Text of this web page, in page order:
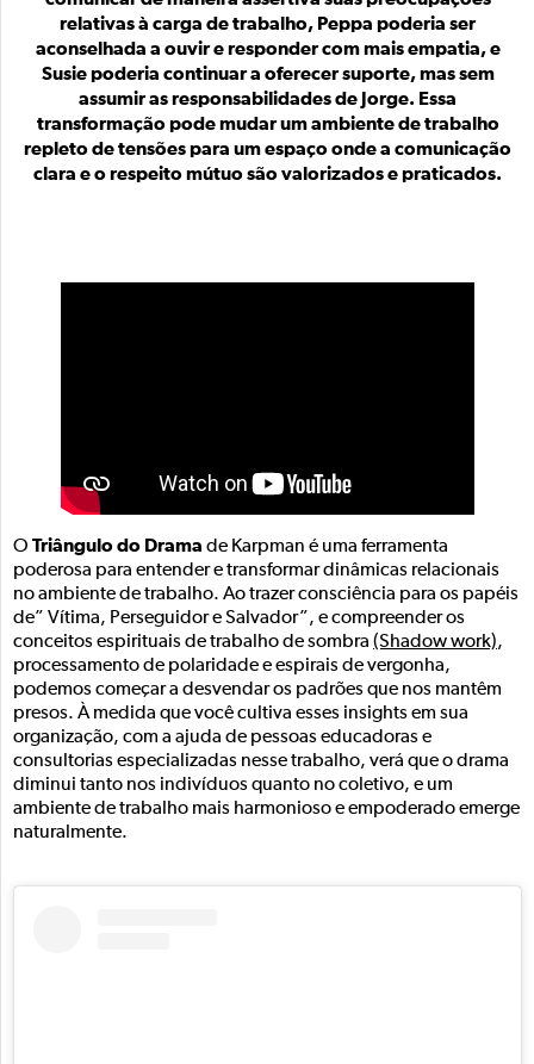
relativas à carga de trabalho, Peppa poderia ser
aconselhada a ouvir e responder com mais empatia, e
Susie poderia continuar a oferecer suporte, mas sem
assumir as responsabilidades de Jorge. Essa
transformação pode mudar um ambiente de trabalho
repleto de tensões para um espaço onde a comunicação
clara e o respeito mútuo são valorizados e praticados.
O Triângulo do Drama de Karpman é uma ferramenta
poderosa para entender e transformar dinâmicas relacionais
no ambiente de trabalho. Ao trazer consciência para os papéis
de” Vítima, Perseguidor e Salvador”, e compreender os
conceitos espirituais de trabalho de sombra (Shadow work),
processamento de polaridade e espirais de vergonha,
podemos começar a desvendar os padrões que nos mantêm
presos. À medida que você cultiva esses insights em sua
organização, com a ajuda de pessoas educadoras e
consultorias especializadas nesse trabalho, verá que o drama
diminui tanto nos indivíduos quanto no coletivo, e um
ambiente de trabalho mais harmonioso e empoderado emerge
naturalmente.